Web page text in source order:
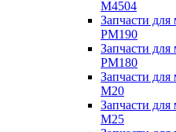
M4504
Запчасти
PM190
Запчасти
PM180
Запчасти
M20
Запчасти
M25